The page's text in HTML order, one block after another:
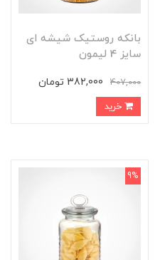
بانکه روستیک شیشه ای
سایز 4 لیمون
407,000 382,000 تومان
9%